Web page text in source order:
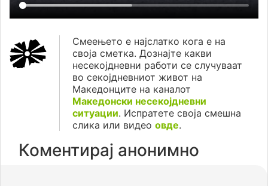
Смеењето е најслатко кога е на
своја сметка. Дознајте какви
несекојдневни работи се случуваат
во секојдневниот живот на
Македонците на каналот
Македонски несекојдневни
ситуации. Испратете своја смешна
слика или видео овде.
Коментирај анонимно